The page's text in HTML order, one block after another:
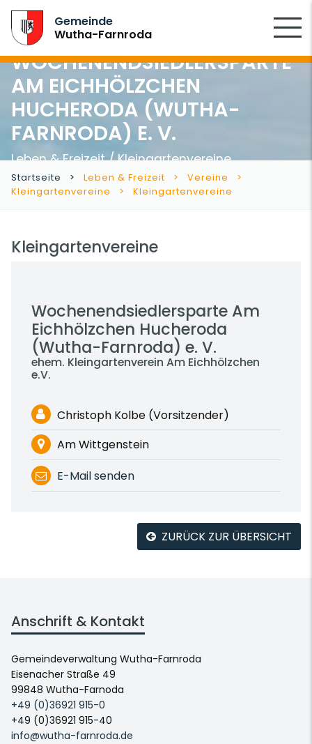
Gemeinde
Wutha-Farnroda
WOCHENENDSIEDLERSPARTE
AM EICHHÖLZCHEN
HUCHERODA (WUTHA-
FARNRODA) E. V.
Leben & Freizeit / Kleingartenvereine
Startseite Leben & Freizeit
Vereine
Kleingartenvereine
Kleingartenvereine
Kleingartenvereine
Wochenendsiedlersparte Am
Eichhölzchen Hucheroda
(Wutha-Farnroda) e. V.
ehem. Kleingartenverein Am Eichhölzchen
e.V.
Christoph Kolbe (Vorsitzender)
Am Wittgenstein
E-Mail senden
ZURÜCK ZUR ÜBERSICHT
Anschrift & Kontakt
Gemeindeverwaltung Wutha-Farnroda
Eisenacher Straße 49
99848 Wutha-Farnoda
+49 (0)36921 915-0
+49 (0)36921 915-40
info@wutha-farnroda.de